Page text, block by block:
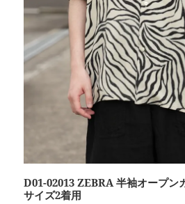
D01-02013 ZEBRA 半袖オープン
サイズ2着用